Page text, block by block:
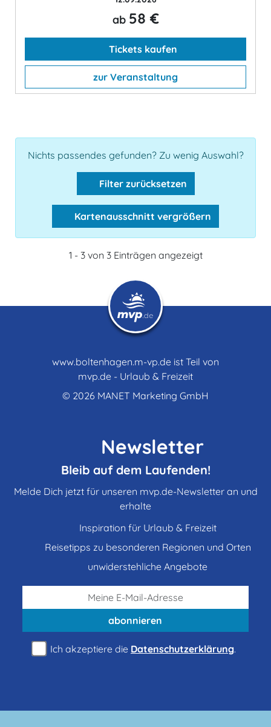
ab 58 €
Tickets kaufen
zur Veranstaltung
Nichts passendes gefunden? Zu wenig Auswahl?
Filter zurücksetzen
Kartenausschnitt vergrößern
1 - 3 von 3 Einträgen angezeigt
www.boltenhagen.m-vp.de ist Teil von
mvp.de - Urlaub & Freizeit
© 2026 MANET Marketing GmbH
Newsletter
Bleib auf dem Laufenden!
Melde Dich jetzt für unseren mvp.de-Newsletter an und
erhalte
Inspiration für Urlaub & Freizeit
Reisetipps zu besonderen Regionen und Orten
unwiderstehliche Angebote
abonnieren
Ich akzeptiere die Datenschutzerklärung.